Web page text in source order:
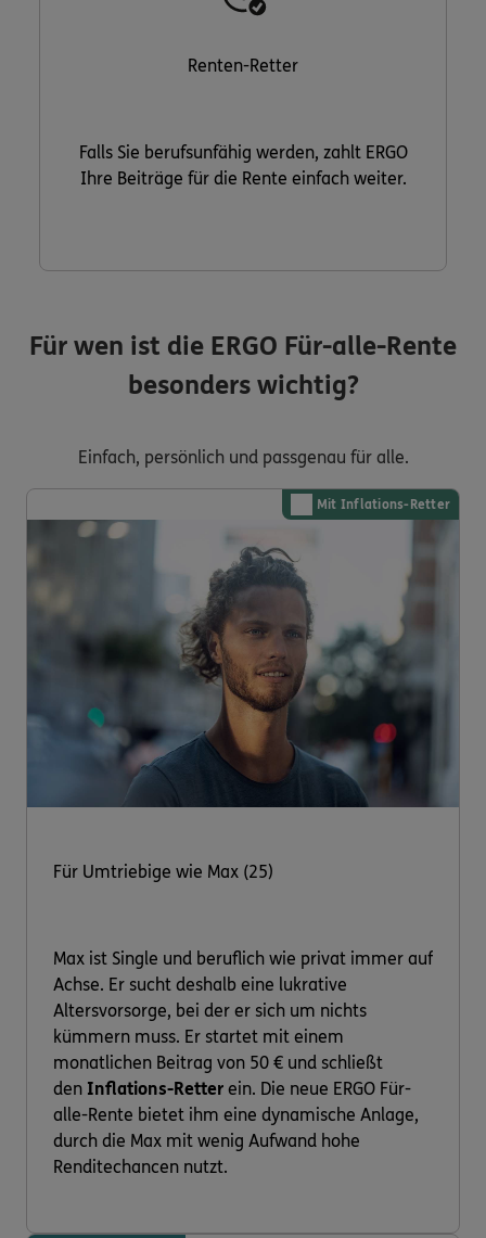
Renten-Retter
Falls Sie berufsunfähig werden, zahlt ERGO
Ihre Beiträge für die Rente einfach weiter.
Für wen ist die ERGO Für-alle-Rente
besonders wichtig?
Einfach, persönlich und passgenau für alle.
Mit Inflations-Retter
Für Umtriebige wie Max (25)
Max ist Single und beruflich wie privat immer auf
Achse. Er sucht deshalb eine lukrative
Altersvorsorge, bei der er sich um nichts
kümmern muss. Er startet mit einem
monatlichen Beitrag von 50 € und schließt
den Inflations-Retter ein. Die neue ERGO Für-
alle-Rente bietet ihm eine dynamische Anlage,
durch die Max mit wenig Aufwand hohe
Renditechancen nutzt.